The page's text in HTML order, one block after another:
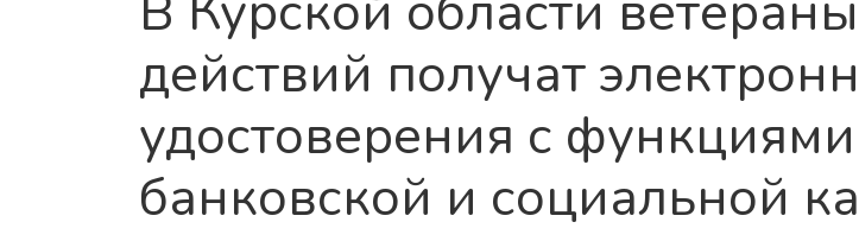
действий получат
удостоверения с функциями
банковской и социальной